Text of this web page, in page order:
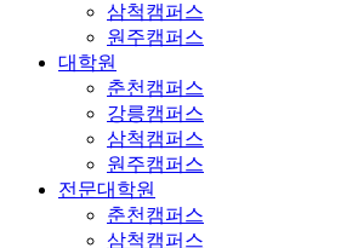
삼척캠퍼스
원주캠퍼스
대학원
춘천캠퍼스
강릉캠퍼스
삼척캠퍼스
원주캠퍼스
전문대학원
춘천캠퍼스
삼척캠퍼스